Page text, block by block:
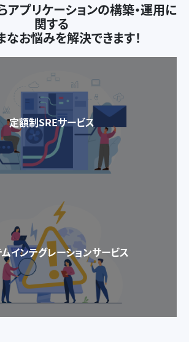
アプリケーションの構築・運用に
関する
なお悩みを解決できます！
定額制SREサービス
インテグレーションサービス